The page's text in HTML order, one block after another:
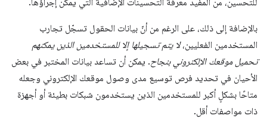
بالإضافة إلى ذلك، على الرغم من أنّ بيانات الحقول تسجّل تجارب
المستخدمين الفعليين،لا يتم تسجيلها إلا للمستخدمين الذين يمكنهم
تحميل موقعك الإلكتروني بنجاح. يمكن أن تساعد بيانات المختبر في بعض
الأحيان في تحديد فرص توسيع مدى وصول موقعك الإلكتروني وجعله
متاحًا بشكلٍ أكبر للمستخدمين الذين يستخدمون شبكات بطيئة أو أجهزة
ذات مواصفات أقل.